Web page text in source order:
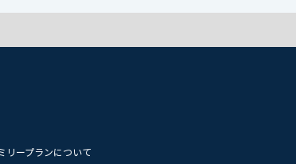
リープランについて